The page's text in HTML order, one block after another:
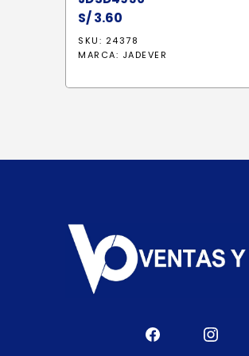
S/3.60
SKU: 24378
MARCA: JADEVER